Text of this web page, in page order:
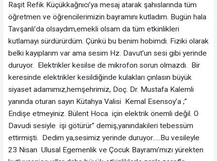
Raşit Refik Küçükkağnıcı’ya mesaj atarak şahıslarında tüm
öğretmen ve öğrencilerimizin bayramını kutladım. Bugün hala
Tavşanlı’da olsaydım,emekli olsam da tüm etkinlikleri
kutlamayı sürdürürdüm. Çünkü bu benim hobimdi. Fiziki olarak
belki kayıplarım var ama sesim Hz. Davut’un sesi gibi yerinde
duruyor. Elektrikler kesilse de mikrofon sorun olmazdı. Bir
keresinde elektrikler kesildiğinde kulakları çınlasın büyük
siyaset adamımız,hemşehrimiz, Doç. Dr. Mustafa Kalemli
yanında oturan sayın Kütahya Valisi Kemal Esensoy’a ;”
Endişe etmeyiniz. Bülent Hoca için elektrik önemli değil. O
Davudi sesiyle işi götürür” demiş,yanındakileri tebessüm
ettirmişti. Dedim ya,sesimiz yerinde duruyor…..Bu vesileyle
23 Nisan Ulusal Egemenlik ve Çocuk Bayramı’mızı yürekten